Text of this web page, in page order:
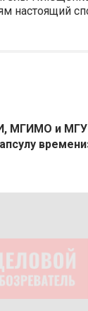
настоящий
МГИМО и МГУ